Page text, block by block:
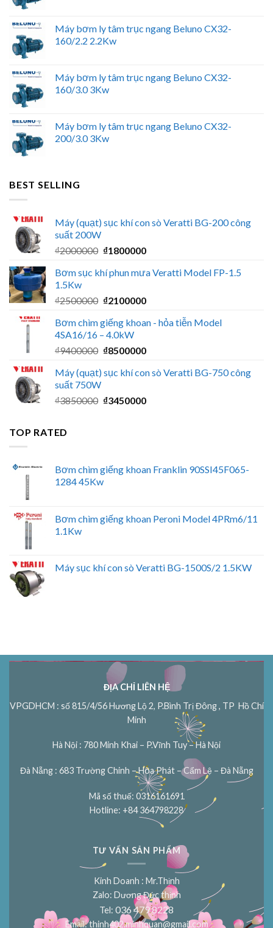
Máy bơm ly tâm trục ngang Beluno CX32-
160/2.2 2.2Kw
Máy bơm ly tâm trục ngang Beluno CX32-
160/3.0 3Kw
Máy bơm ly tâm trục ngang Beluno CX32-
200/3.0 3Kw
BEST SELLING
Máy (quạt) sục khí con sò Veratti BG-200 công
suất 200W
₫2000000 Giá
là:
₫1800000Giá
tại
₫1800000.
Bơm sục khí phun mưa Veratti Model FP-1.5
1.5Kw
₫2500000 Giá
là:
₫2500000.
₫2100000Giá
tại
₫2100000.
Bơm chìm giếng khoan - hỏa tiễn Model
4SA16/16 – 4.0kW
₫9400000 Giá
là:
₫8500000Giá
tại
₫8500000.
Máy (quạt) sục khí con sò Veratti BG-750 công
suất 750W
₫3850000 Giá
₫3450000Giá
TOP RATED
Bơm chìm giếng khoan Franklin 90SSI45F065-
1284 45Kw
Bơm chìm giếng khoan Peroni Model 4PRm6/11
1.1Kw
Máy sục khí con sò Veratti BG-1500S/2 1.5KW
ĐỊA CHỈ LIÊN HỆ
VPGDHCM : số 815/4/56 Hương Lộ 2, P.Bình Trị Đông , TP Hồ Chí
Minh
Hà Nội : 780 Minh Khai – P.Vĩnh Tuy – Hà Nội
Đà Nẵng : 683 Trường Chinh – Hòa Phát – Cẩm Lệ – Đà Nẵng
Mã số thuế: 0316161691
Hotline: +84 364798228
TƯ VẤN SẢN PHẨM
Kinh Doanh : Mr.Thịnh
Zalo: Dương Đức thịnh
Tel: 036 479 8228
Email:thinh402.minhquan@gmail.com